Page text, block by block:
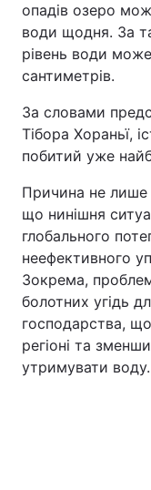
опадів озеро
води щодня. За
рівень води
сантиметрів.
За словами
Тібора Хораньї,
побитий уже
Причина не лише
що нинішня
глобального
неефективного
Зокрема,
болотних угідь
господарства,
регіоні та
утримувати воду.